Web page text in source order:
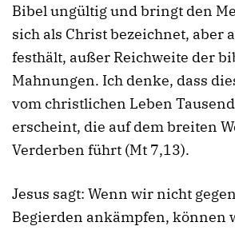
Bibel ungültig und bringt den
sich als Christ bezeichnet, aber
festhält, außer Reichweite der
Mahnungen. Ich denke, dass
vom christlichen Leben
erscheint, die auf dem breiten
Verderben führt (Mt 7,13).
Jesus sagt: Wenn wir nicht
Begierden ankämpfen, können